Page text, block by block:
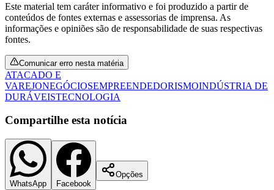
Flamengo
Este material tem caráter informativo e foi produzido a partir de
conteúdos de fontes externas e assessorias de imprensa. As
informações e opiniões são de responsabilidade de suas respectivas
fontes.
Comunicar erro nesta matéria
ATACADO E
VAREJONEGÓCIOSEMPREENDEDORISMOINDÚSTRIA DE
DURÁVEISTECNOLOGIA
Compartilhe esta notícia
WhatsApp Facebook
Opções